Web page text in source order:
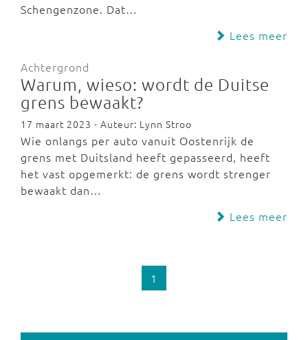
Schengenzone. Dat…
Lees meer
Achtergrond
Warum, wieso: wordt de Duitse
grens bewaakt?
17 maart 2023 - Auteur: Lynn Stroo
Wie onlangs per auto vanuit Oostenrijk de
grens met Duitsland heeft gepasseerd, heeft
het vast opgemerkt: de grens wordt strenger
bewaakt dan…
Lees meer
1